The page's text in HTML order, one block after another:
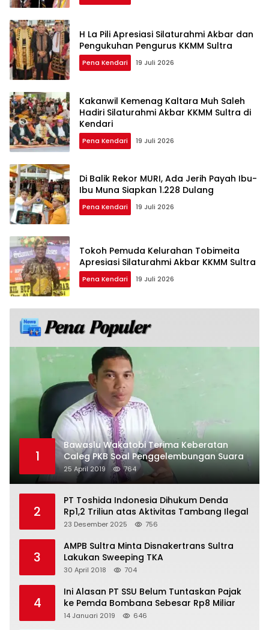
H La Pili Apresiasi Silaturahmi Akbar dan
Pengukuhan Pengurus KKMM Sultra
Pena Kendari 19 Juli 2026
Kakanwil Kemenag Kaltara Muh Saleh
Hadiri Silaturahmi Akbar KKMM Sultra di
Kendari
Pena Kendari 19 Juli 2026
Di Balik Rekor MURI, Ada Jerih Payah Ibu-
Ibu Muna Siapkan 1.228 Dulang
Pena Kendari 19 Juli 2026
Tokoh Pemuda Kelurahan Tobimeita
Apresiasi Silaturahmi Akbar KKMM Sultra
Pena Kendari 19 Juli 2026
1
Bawaslu Wakatobi Terima Keberatan
Caleg PKB Soal Penggelembungan Suara
25 April 2019 764
2
PT Toshida Indonesia Dihukum Denda
Rp1,2 Triliun atas Aktivitas Tambang Ilegal
23 Desember 2025 756
3
AMPB Sultra Minta Disnakertrans Sultra
Lakukan Sweeping TKA
30 April 2018 704
4
Ini Alasan PT SSU Belum Tuntaskan Pajak
ke Pemda Bombana Sebesar Rp8 Miliar
14 Januari 2019 646